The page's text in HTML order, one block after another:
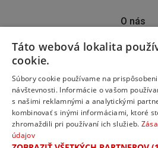
O nás
Predplatné
Podporte
Táto webová lokalita
cookie.
Súbory cookie používame na
návštevnosti. Informácie o vašom
s našimi reklamnými a analytickými
kombinovať s inými informáciami, ktoré
zhromaždili pri používaní ich služieb.
údajov